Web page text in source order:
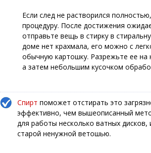
Если след не растворился
процедуру. После достижения
отправьте вещь в стирку в
доме нет крахмала, его можно с
обычную картошку. Разрежьте ее на
а затем небольшим кусочком
Спирт поможет отстирать это
эффективно, чем вышеописанный
для работы несколько ватных
старой ненужной ветошью.